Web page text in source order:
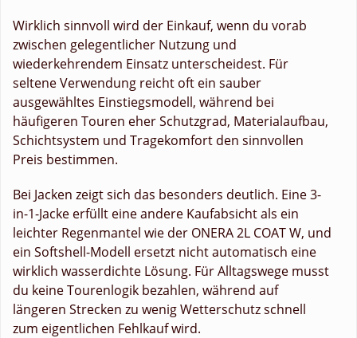
Wirklich sinnvoll wird der Einkauf, wenn du vorab
zwischen gelegentlicher Nutzung und
wiederkehrendem Einsatz unterscheidest. Für
seltene Verwendung reicht oft ein sauber
ausgewähltes Einstiegsmodell, während bei
häufigeren Touren eher Schutzgrad, Materialaufbau,
Schichtsystem und Tragekomfort den sinnvollen
Preis bestimmen.
Bei Jacken zeigt sich das besonders deutlich. Eine 3-
in-1-Jacke erfüllt eine andere Kaufabsicht als ein
leichter Regenmantel wie der ONERA 2L COAT W, und
ein Softshell-Modell ersetzt nicht automatisch eine
wirklich wasserdichte Lösung. Für Alltagswege musst
du keine Tourenlogik bezahlen, während auf
längeren Strecken zu wenig Wetterschutz schnell
zum eigentlichen Fehlkauf wird.